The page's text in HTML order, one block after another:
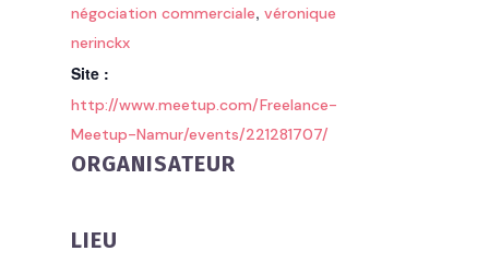
négociation commerciale, véronique
nerinckx
Site :
http://www.meetup.com/Freelance-
Meetup-Namur/events/221281707/
ORGANISATEUR
LIEU